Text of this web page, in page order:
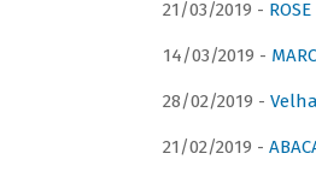
21/03/2019 -
14/03/2019 -
28/02/2019 -
21/02/2019 -